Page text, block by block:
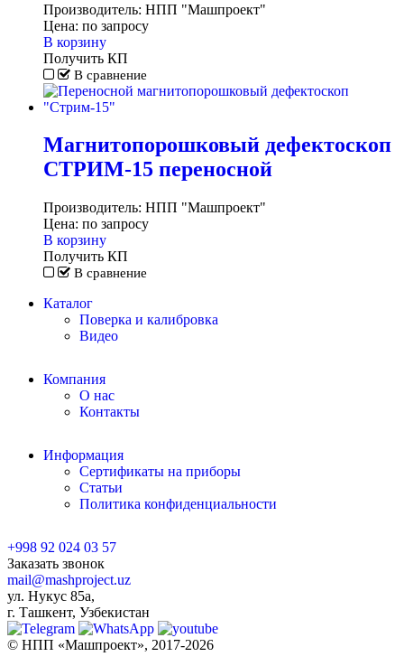
Производитель: НПП "Машпроект"
Цена: по запросу
В корзину
Получить КП
В сравнение
Магнитопорошковый дефектоскоп
СТРИМ-15 переносной
Производитель: НПП "Машпроект"
Цена: по запросу
В корзину
Получить КП
В сравнение
Каталог
Поверка и калибровка
Видео
Компания
О нас
Контакты
Информация
Сертификаты на приборы
Статьи
Политика конфиденциальности
+998 92 024 03 57
Заказать звонок
mail@mashproject.uz
ул. Нукус 85а,
г. Ташкент, Узбекистан
© НПП «Машпроект», 2017-2026